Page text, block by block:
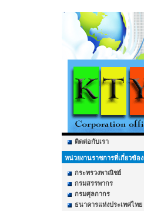
ติดต่อกับเรา
หน่วยงานราชการที่เกี่ยวข้อง
กระทรวงพาณิชย์
กรมสรรพากร
กรมศุลกากร
ธนาคารแห่งประเทศไทย